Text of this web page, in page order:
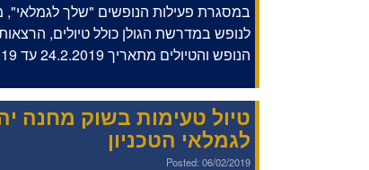
במסגרת פעילות הנופשים "שלך לגמלאי",
לנופש במדרשת הגולן כולל טיולים,
הנופש והטיולים מתאריך 24.2.2019 עד 26.2.2019.
טיול טעימות בשוק מחנה
לגמלאי הטכניון
Posted: 06/02/2019